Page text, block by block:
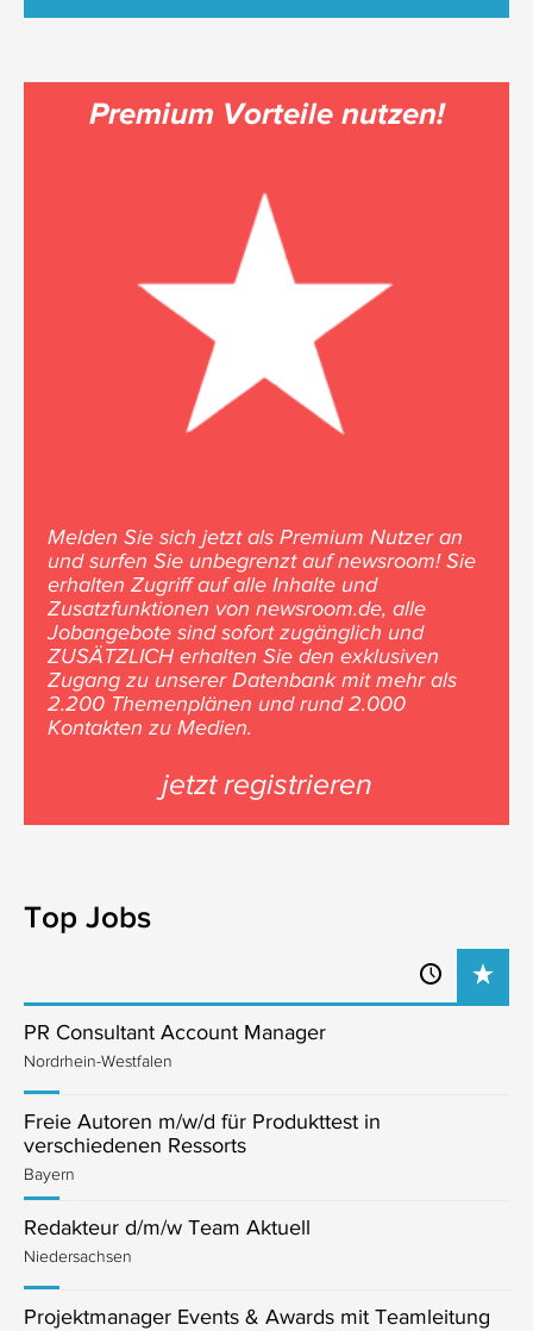
Premium Vorteile nutzen!
Melden Sie sich jetzt als Premium Nutzer an
und surfen Sie unbegrenzt auf newsroom! Sie
erhalten Zugriff auf alle Inhalte und
Zusatzfunktionen von newsroom.de, alle
Jobangebote sind sofort zugänglich und
ZUSÄTZLICH erhalten Sie den exklusiven
Zugang zu unserer Datenbank mit mehr als
2.200 Themenplänen und rund 2.000
Kontakten zu Medien.
jetzt registrieren
Top Jobs
PR Consultant Account Manager
Nordrhein-Westfalen
Freie Autoren m/w/d für Produkttest in
verschiedenen Ressorts
Bayern
Redakteur d/m/w Team Aktuell
Niedersachsen
Projektmanager Events & Awards mit Teamleitung